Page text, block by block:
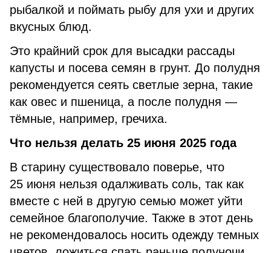
рыбалкой и поймать рыбу для ухи и других
вкусных блюд.
Это крайний срок для высадки рассады
капусты и посева семян в грунт. До полудня
рекомендуется сеять светлые зерна, такие
как овес и пшеница, а после полудня —
тёмные, например, гречиха.
Что нельзя делать 25 июня 2025 года
В старину существовало поверье, что
25 июня нельзя одалживать соль, так как
вместе с ней в другую семью может уйти
семейное благополучие. Также в этот день
не рекомендовалось носить одежду темных